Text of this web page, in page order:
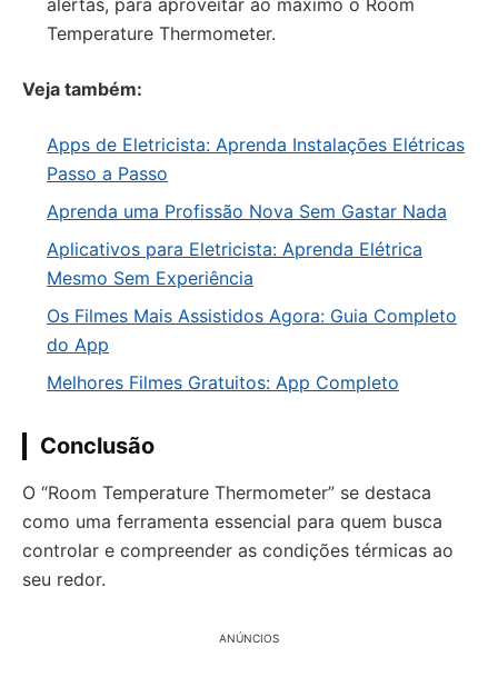
alertas, para aproveitar ao máximo o Room
Temperature Thermometer.
Veja também:
Apps de Eletricista: Aprenda Instalações Elétricas
Passo a Passo
Aprenda uma Profissão Nova Sem Gastar Nada
Aplicativos para Eletricista: Aprenda Elétrica
Mesmo Sem Experiência
Os Filmes Mais Assistidos Agora: Guia Completo
do App
Melhores Filmes Gratuitos: App Completo
Conclusão
O “Room Temperature Thermometer” se destaca
como uma ferramenta essencial para quem busca
controlar e compreender as condições térmicas ao
seu redor.
ANÚNCIOS